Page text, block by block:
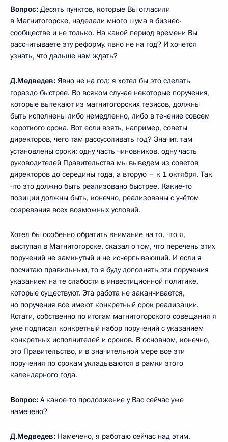
Вопрос: Десять пунктов, которые Вы огласили
в Магнитогорске, наделали много шума в бизнес-
сообществе и не только. На какой период времени Вы
рассчитываете эту реформу, явно не на год? И хочется
узнать, что дальше нам ждать?
Д.Медведев: Явно не на год: я хотел бы это сделать
гораздо быстрее. Во всяком случае некоторые поручения,
которые вытекают из магнитогорских тезисов, должны
быть исполнены либо немедленно, либо в течение совсем
короткого срока. Вот если взять, например, советы
директоров, чего там рассусоливать год? Значит, там
установлены сроки: одну часть чиновников, одну часть
руководителей Правительства мы выведем из советов
директоров до середины года, а вторую – к 1 октября. Так
что это должно быть реализовано быстрее. Какие‑то
позиции должны быть, конечно, реализованы с учётом
созревания всех возможных условий.
Хотел бы особенно обратить внимание на то, что я,
выступая в Магнитогорске, сказал о том, что перечень этих
поручений не замкнутый и не исчерпывающий. И если я
посчитаю правильным, то я буду дополнять эти поручения
указанием на те слабости в инвестиционной политике,
которые существуют. Эта работа не заканчивается,
но поручения все имеют конкретный срок реализации.
Кстати, собственно по итогам магнитогорского совещания я
уже подписал конкретный набор поручений с указанием
конкретных исполнителей и сроков. В основном, конечно,
это Правительство, и в значительной мере все эти
поручения по срокам укладываются в рамки этого
календарного года.
Вопрос: А какое‑то продолжение у Вас сейчас уже
намечено?
Д.Медведев: Намечено, я работаю сейчас над этим.